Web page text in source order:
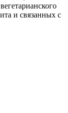
и связанных с